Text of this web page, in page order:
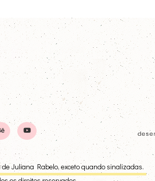
Juliana Rabelo, exceto quando sinalizadas.